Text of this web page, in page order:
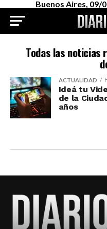
Buenos Aires, 09/
Todas las noticias
ACTUALIDAD
Ideá tu
de la
años